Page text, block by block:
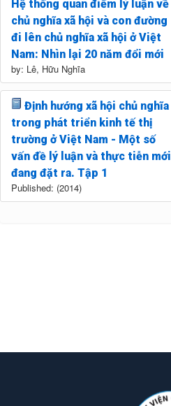
Hệ thống quan điểm lý luận về
chủ nghĩa xã hội và con đường
đi lên chủ nghĩa xã hội ở Việt
Nam: Nhìn lại 20 năm đổi mới
by: Lê, Hữu Nghĩa
Định hướng xã hội chủ nghĩa
trong phát triển kinh tế thị
trường ở Việt Nam - Một số
vấn đề lý luận và thực tiễn mới
đang đặt ra. Tập 1
Published: (2014)